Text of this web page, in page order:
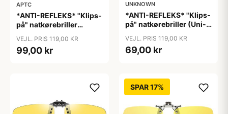
APTC
*ANTI-REFLEKS* "Klips-
på" natkørebriller
VEJL. PRIS 119,00 KR
99,00 kr
UNKNOWN
*ANTI-REFLEKS* "Klips-
på" natkørebriller (Uni-
VEJL. PRIS 119,00 KR
69,00 kr
SPAR 17%